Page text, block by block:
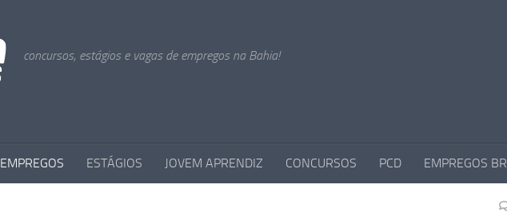
concursos, estágios e vagas de empregos na Bahia!
EMPREGOS ESTÁGIOS JOVEM APRENDIZ CONCURSOS PCD EMPREGOS BR